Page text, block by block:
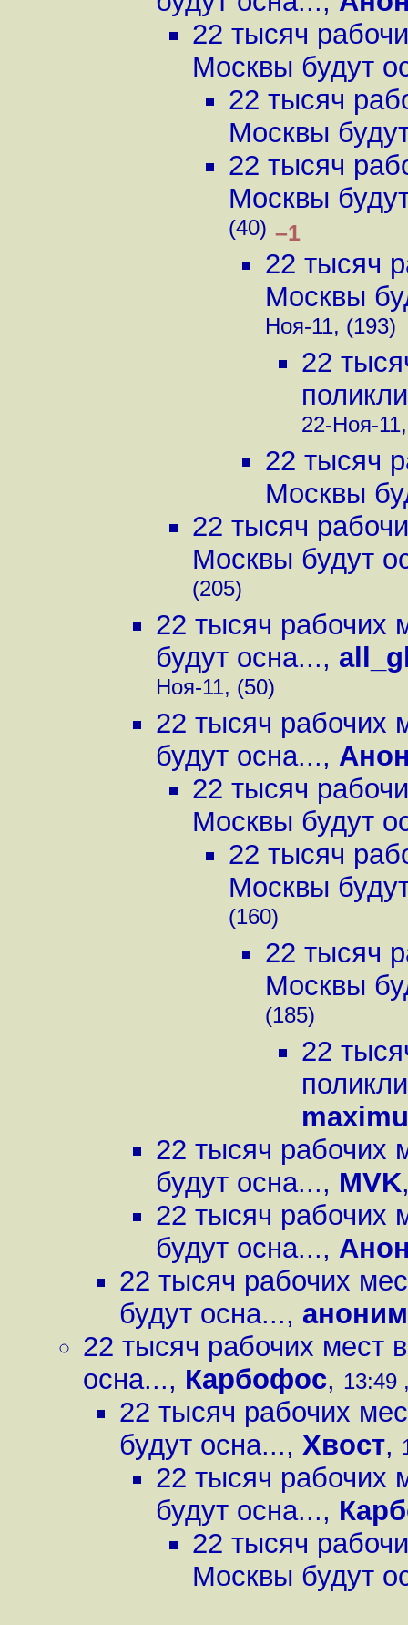
22 тысяч
Москвы будут
22 тысяч
Москвы
22 тысяч
Москвы
(40) –1
22 тысяч
Москвы
Ноя-11, (193)
22
22-Ноя-
22 тысяч
Москвы
22 тысяч
Москвы будут
(205)
22 тысяч рабочих
будут осна...,
Ноя-11, (50)
22 тысяч рабочих
будут осна...,
22 тысяч
Москвы будут
22 тысяч
Москвы
(160)
22 тысяч
Москвы
(185)
22
22 тысяч рабочих
будут осна..., MVK
22 тысяч рабочих
будут осна...,
22 тысяч рабочих
будут осна...,
22 тысяч рабочих мест
осна..., Карбофос, 13:49
22 тысяч рабочих
будут осна..., Хвост,
22 тысяч рабочих
будут осна...,
22 тысяч
Москвы будут